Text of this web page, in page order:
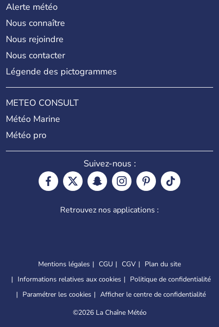
Alerte météo
Nous connaître
Nous rejoindre
Nous contacter
Légende des pictogrammes
METEO CONSULT
Météo Marine
Météo pro
Suivez-nous :
Retrouvez nos applications :
Mentions légales CGU CGV
Plan du site
Informations relatives aux cookies
Politique de confidentialité
Paramétrer les cookies
Afficher le centre de confidentialité
©2026 La Chaîne Météo